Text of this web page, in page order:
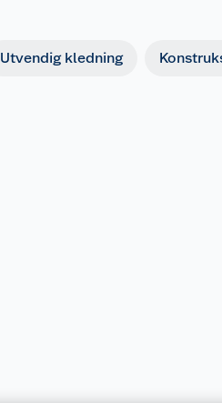
Utvendig kledning